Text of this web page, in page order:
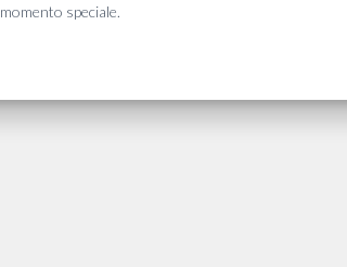
momento speciale.